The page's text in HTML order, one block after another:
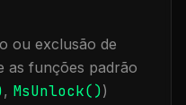
ou exclusão de
as funções padrão
, MsUnlock())